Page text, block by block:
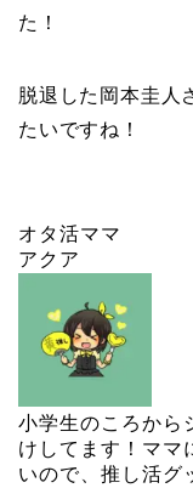
た！
脱退した岡本圭人
たいですね！
オタ活ママ
アクア
小学生のころから
けしてます！ママ
いので、推し活グ